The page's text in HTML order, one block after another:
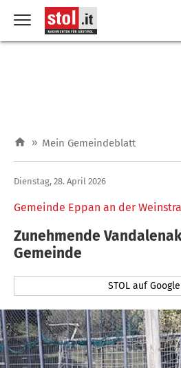
» Mein Gemeindeblatt
Gemeinde Eppan an der
Dienstag, 28. April 2026
Zunehmende
Gemeinde
STOL auf